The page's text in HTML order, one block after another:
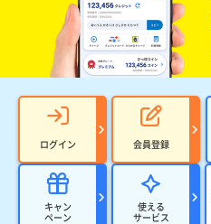
ログイン 会員登録
キャン
ペーン
使える
サービス